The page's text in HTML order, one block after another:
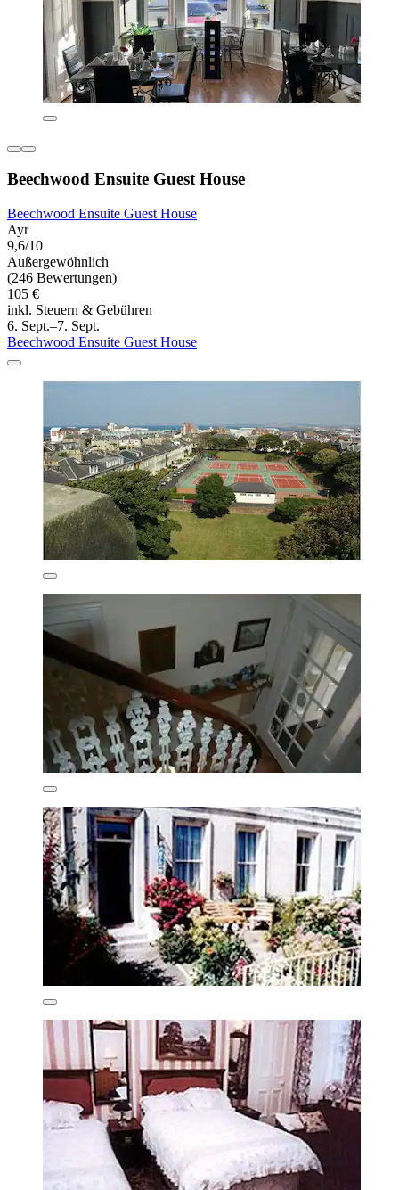
Beechwood Ensuite Guest House
Beechwood Ensuite Guest House
Ayr
9,6/10
Außergewöhnlich
(246 Bewertungen)
105 €
inkl. Steuern & Gebühren
6. Sept.–7. Sept.
Beechwood Ensuite Guest House